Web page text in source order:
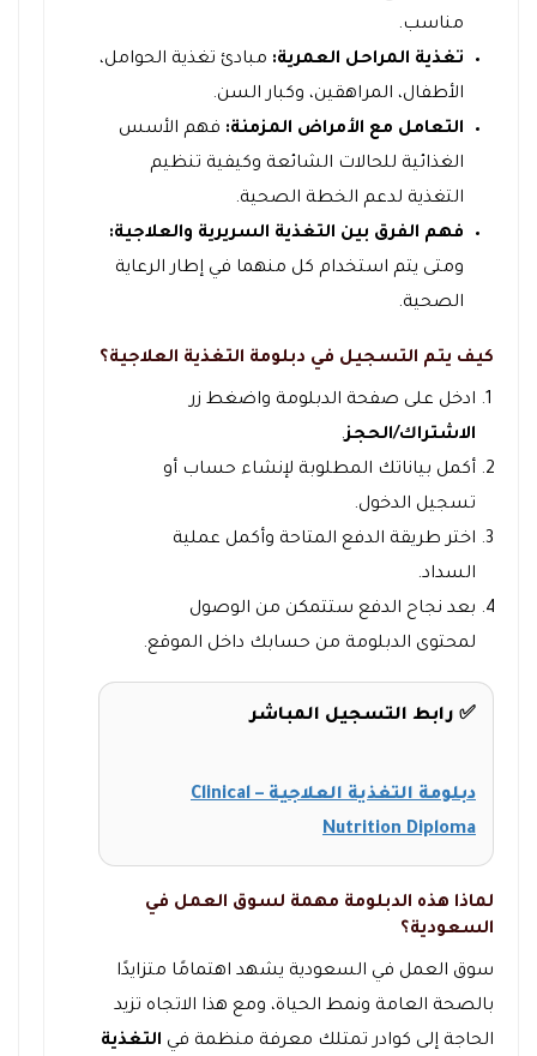
مناسب.
تغذية المراحل العمرية: مبادئ تغذية الحوامل،
الأطفال، المراهقين، وكبار السن.
التعامل مع الأمراض المزمنة: فهم الأسس
الغذائية للحالات الشائعة وكيفية تنظيم
التغذية لدعم الخطة الصحية.
فهم الفرق بين التغذية السريرية والعلاجية:
ومتى يتم استخدام كل منهما في إطار الرعاية
الصحية.
كيف يتم التسجيل في دبلومة التغذية العلاجية؟
ادخل على صفحة الدبلومة واضغط زر
الاشتراك/الحجز.
أكمل بياناتك المطلوبة لإنشاء حساب أو
تسجيل الدخول.
اختر طريقة الدفع المتاحة وأكمل عملية
السداد.
بعد نجاح الدفع ستتمكن من الوصول
لمحتوى الدبلومة من حسابك داخل الموقع.
✅ رابط التسجيل المباشر
دبلومة التغذية العلاجية – Clinical
Nutrition Diploma
لماذا هذه الدبلومة مهمة لسوق العمل في
السعودية؟
سوق العمل في السعودية يشهد اهتمامًا متزايدًا
بالصحة العامة ونمط الحياة، ومع هذا الاتجاه تزيد
الحاجة إلى كوادر تمتلك معرفة منظمة في التغذية